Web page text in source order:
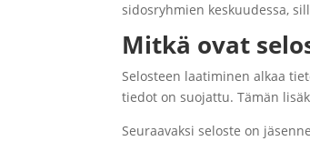
sidosryhmien keskuudessa,
Mitkä ovat
Selosteen laatiminen alkaa
tiedot on suojattu. Tämän
Seuraavaksi seloste on